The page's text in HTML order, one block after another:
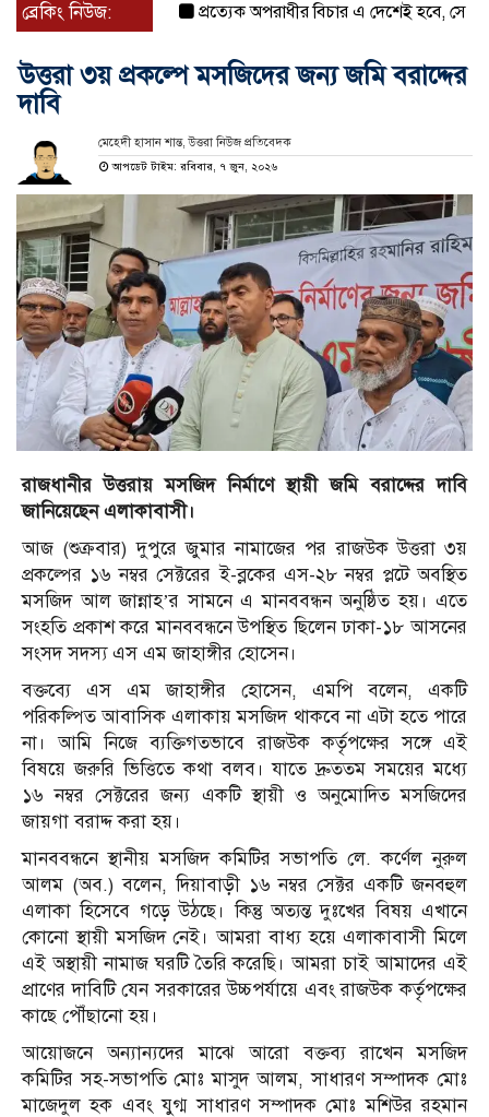
ব্রেকিং নিউজ: প্রত্যেক অপরাধীর বিচার এ দেশেই হবে, সে যত
উত্তরা ৩য় প্রকল্পে মসজিদের জন্য জমি বরাদ্দের
দাবি
মেহেদী হাসান শান্ত, উত্তরা নিউজ প্রতিবেদক
আপডেট টাইম: রবিবার, ৭ জুন, ২০২৬
রাজধানীর উত্তরায় মসজিদ নির্মাণে স্থায়ী জমি বরাদ্দের দাবি
জানিয়েছেন এলাকাবাসী।
আজ (শুক্রবার) দুপুরে জুমার নামাজের পর রাজউক উত্তরা ৩য়
প্রকল্পের ১৬ নম্বর সেক্টরের ই-ব্লকের এস-২৮ নম্বর প্লটে অবস্থিত
মসজিদ আল জান্নাহ’র সামনে এ মানববন্ধন অনুষ্ঠিত হয়। এতে
সংহতি প্রকাশ করে মানববন্ধনে উপস্থিত ছিলেন ঢাকা-১৮ আসনের
সংসদ সদস্য এস এম জাহাঙ্গীর হোসেন।
বক্তব্যে এস এম জাহাঙ্গীর হোসেন, এমপি বলেন, একটি
পরিকল্পিত আবাসিক এলাকায় মসজিদ থাকবে না এটা হতে পারে
না।
আমি নিজে ব্যক্তিগতভাবে রাজউক কর্তৃপক্ষের সঙ্গে এই
বিষয়ে জরুরি ভিত্তিতে কথা বলব। যাতে দ্রুততম সময়ের মধ্যে
১৬ নম্বর সেক্টরের জন্য একটি স্থায়ী ও অনুমোদিত মসজিদের
জায়গা বরাদ্দ করা হয়।
মানববন্ধনেস্থানীয়মসজিদ কমিটির সভাপতিলে. কর্ণেল নুরুল
আলম (অব.) বলেন,দিয়াবাড়ী ১৬ নম্বর সেক্টর একটি জনবহুল
এলাকা হিসেবে গড়ে উঠছে। কিন্তু অত্যন্ত দুঃখের বিষয় এখানে
কোনো স্থায়ী মসজিদ নেই। আমরা বাধ্য হয়ে এলাকাবাসী মিলে
এই অস্থায়ী নামাজ ঘরটি তৈরি করেছি। আমরা চাই আমাদের এই
প্রাণের দাবিটি যেন সরকারের উচ্চপর্যায়ে এবং রাজউক কর্তৃপক্ষের
কাছে পৌঁছানো হয়।
আয়োজনে অন্যান্যদের মাঝে আরো বক্তব্য রাখেন মসজিদ
কমিটির সহ-সভাপতি মোঃ মাসুদ আলম, সাধারণ সম্পাদক মোঃ
মাজেদুল হক এবং যুগ্ম সাধারণ সম্পাদক মোঃ মশিউর রহমান